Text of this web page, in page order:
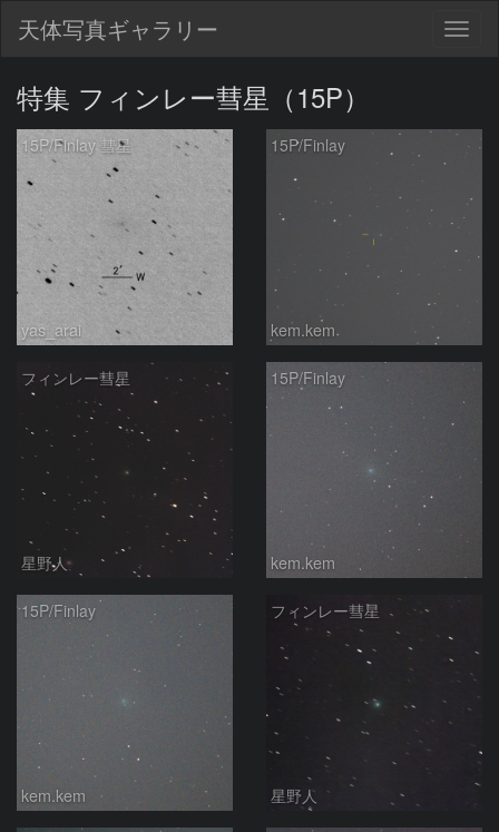
天体写真ギャラリー
特集 フィンレー彗星（15P）
15P/Finlay 彗星
yas_arai
15P/Finlay
kem.kem
フィンレー彗星
星野人
15P/Finlay
kem.kem
15P/Finlay
kem.kem
フィンレー彗星
星野人